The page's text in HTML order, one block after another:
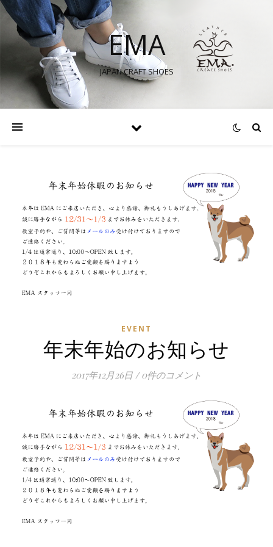
EMA
JAPAN CRAFT SHOES
で表示で表示
で表示で表示
EVENT
年末年始のお知らせ
2017年12月26日 / 0件のコメント